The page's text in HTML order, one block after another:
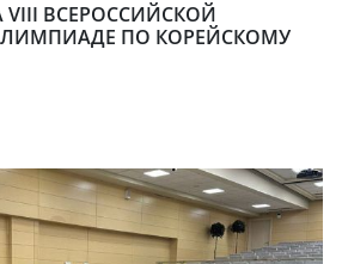
ВСЕРОССИЙСКОЙ
ПО КОРЕЙСКОМУ